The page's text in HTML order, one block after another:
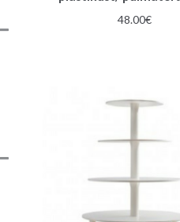
48.00€